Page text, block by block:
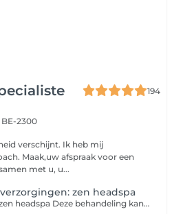
194
2300
Ik heb mij
Maak,uw afspraak voor een
met u, u...
zen headspa
Voor 1 persoon : japanse zen headspa Deze behandeling kan enkel telefonisch geboekt worden Ik heb het nummer en activatiecode van uw bon nodig